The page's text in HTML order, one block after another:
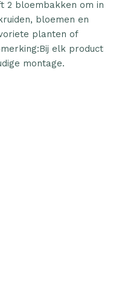
2 bloembakken om in
bloemen en
planten of
elk product
montage.